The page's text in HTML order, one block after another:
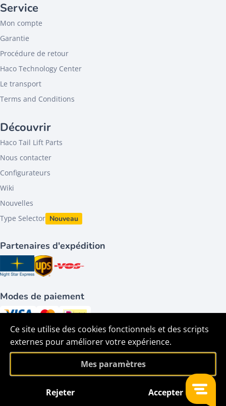
Ce site utilise des cookies fonctionnels et des scripts
externes pour améliorer votre expérience.
Mes paramètres
Rejeter Accepter
Service
Mon compte
Garantie
Procédure de retour
Haco Technology Center
Le transport
Terms and Conditions
Découvrir
Haco Tail Lift Parts
Nous contacter
Configurateurs
Wiki
Nouvelles
Type Selector Nouveau
Partenaires d'expédition
Modes de paiement
Suivez-nous sur
©2026 - HACO parts bv - Tous droits réservés